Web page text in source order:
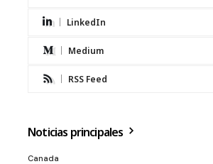
LinkedIn
Medium
RSS Feed
Noticias principales
Canada